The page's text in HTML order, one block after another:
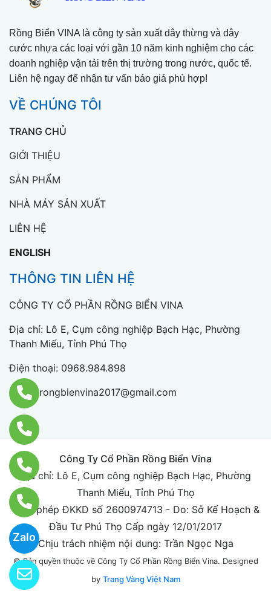
Zalo
Rồng Biển VINA là công ty sản xuất dây thừng và dây
cước nhựa các loại với gần 10 năm kinh nghiệm cho các
doanh nghiệp vận tải trên thị trường trong nước, quốc tế.
Liên hệ ngay để nhận tư vấn báo giá phù hợp!
VỀ CHÚNG TÔI
TRANG CHỦ
GIỚI THIỆU
SẢN PHẨM
NHÀ MÁY SẢN XUẤT
LIÊN HỆ
ENGLISH
THÔNG TIN LIÊN HỆ
CÔNG TY CỔ PHẦN RỒNG BIỂN VINA
Địa chỉ: Lô E, Cụm công nghiệp Bạch Hạc, Phường
Thanh Miếu, Tỉnh Phú Thọ
Điện thoại: 0968.984.898
Email:rongbienvina2017@gmail.com
Công Ty Cổ Phần Rồng Biển Vina
Địa chỉ: Lô E, Cụm công nghiệp Bạch Hạc, Phường
Thanh Miếu, Tỉnh Phú Thọ
Giấy phép ĐKKD số 2600974713 - Do: Sở Kế Hoạch &
Đầu Tư Phú Thọ Cấp ngày 12/01/2017
Chịu trách nhiệm nội dung: Trần Ngọc Nga
© Bản quyền thuộc về Công Ty Cổ Phần Rồng Biển Vina. Designed
by Trang Vàng Việt Nam